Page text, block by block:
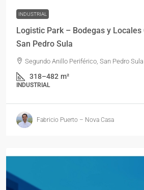
INDUSTRIAL
Logistic Park – Bodegas y
San Pedro Sula
Segundo Anillo Periférico, San Pedro Sula
318–482 m²
INDUSTRIAL
Fabricio Puerto – Nova Casa